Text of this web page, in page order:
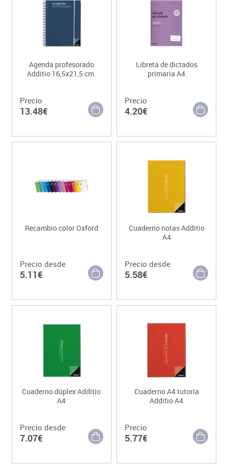
Agenda profesorado
Additio 16,5x21,5 cm.
Precio
13.48€
Libreta de dictados
primaria A4
Precio
4.20€
Recambio color Oxford
Precio desde
5.11€
Cuaderno notas Additio
A4
Precio desde
5.58€
Cuaderno dúplex Additio
A4
Precio desde
7.07€
Cuaderno A4 tutoría
Additio A4
Precio
5.77€